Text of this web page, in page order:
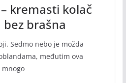
kremasti kolač
brašna
Sedmo nebo je možda
međutim ova